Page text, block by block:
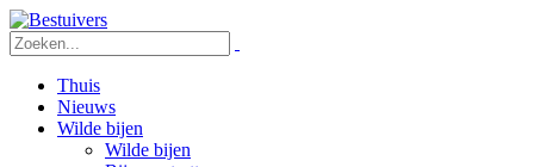
Thuis
Nieuws
Wilde bijen
Wilde bijen